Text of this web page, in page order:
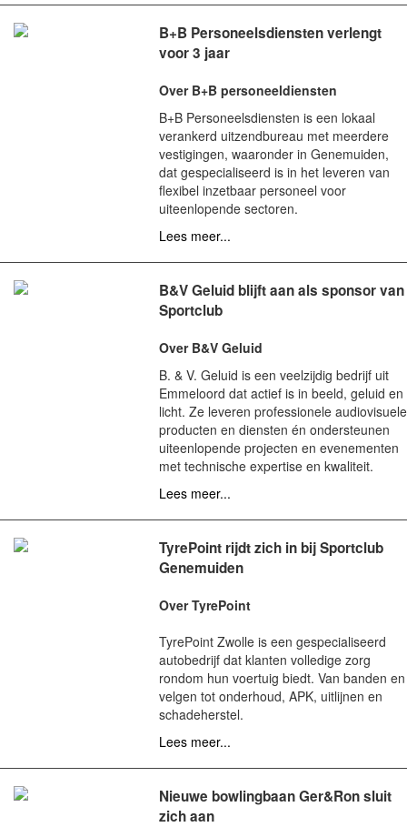
B+B Personeelsdiensten verlengt
voor 3 jaar
Over B+B personeeldiensten
B+B Personeelsdiensten is een lokaal
verankerd uitzendbureau met meerdere
vestigingen, waaronder in Genemuiden,
dat gespecialiseerd is in het leveren van
flexibel inzetbaar personeel voor
uiteenlopende sectoren.
Lees meer...
B&V Geluid blijft aan als sponsor van
Sportclub
Over B&V Geluid
B. & V. Geluid is een veelzijdig bedrijf uit
Emmeloord dat actief is in beeld, geluid en
licht. Ze leveren professionele audiovisuele
producten en diensten én ondersteunen
uiteenlopende projecten en evenementen
met technische expertise en kwaliteit.
Lees meer...
TyrePoint rijdt zich in bij Sportclub
Genemuiden
Over TyrePoint
TyrePoint Zwolle is een gespecialiseerd
autobedrijf dat klanten volledige zorg
rondom hun voertuig biedt. Van banden en
velgen tot onderhoud, APK, uitlijnen en
schadeherstel.
Lees meer...
Nieuwe bowlingbaan Ger&Ron sluit
zich aan